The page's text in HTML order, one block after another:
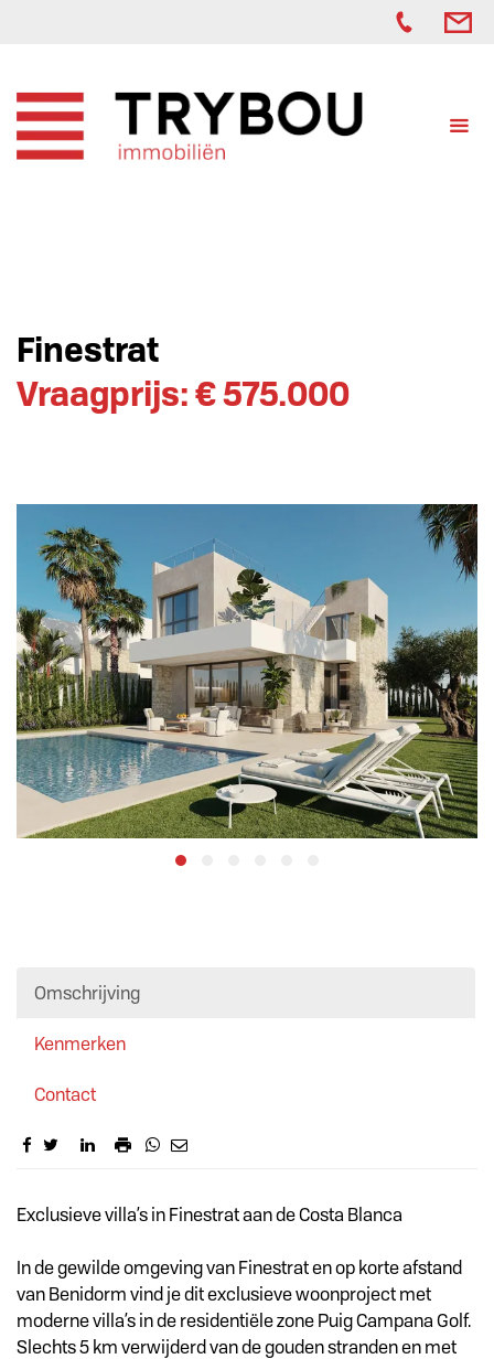
Finestrat
Vraagprijs: € 575.000
Omschrijving
Kenmerken
Contact
Omschrijving
Exclusieve villa’s in Finestrat aan de Costa Blanca
In de gewilde omgeving van Finestrat en op korte afstand
van Benidorm vind je dit exclusieve woonproject met
moderne villa’s in de residentiële zone Puig Campana Golf.
Slechts 5 km verwijderd van de gouden stranden en met